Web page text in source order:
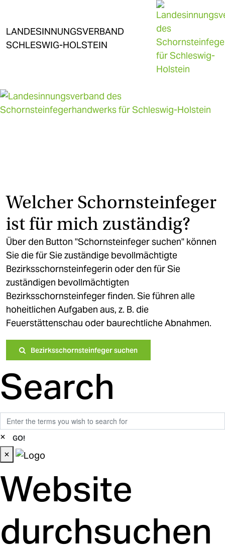
LANDESINNUNGSVERBAND
SCHLESWIG-HOLSTEIN
Welcher Schornsteinfeger
ist für mich zuständig?
Über den Button "Schornsteinfeger suchen" können
Sie die für Sie zuständige bevollmächtigte
Bezirksschornsteinfegerin oder den für Sie
zuständigen bevollmächtigten
Bezirksschornsteinfeger finden. Sie führen alle
hoheitlichen Aufgaben aus, z. B. die
Feuerstättenschau oder baurechtliche Abnahmen.
Bezirksschornsteinfeger suchen
Search
Suche
×
×
Website
durchsuchen